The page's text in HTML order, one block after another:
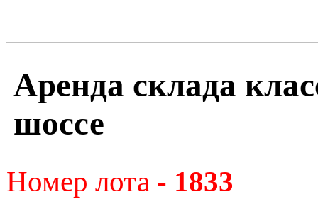
Аренда склада
шоссе
Номер лота - 1833